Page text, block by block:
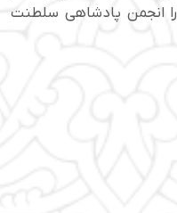
انجمن پادشاهی سلطنت